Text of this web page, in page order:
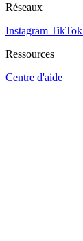
Réseaux
Instagram TikTok
Ressources
Centre d'aide